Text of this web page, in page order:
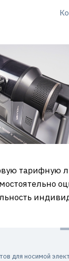
тарифную
для носимой